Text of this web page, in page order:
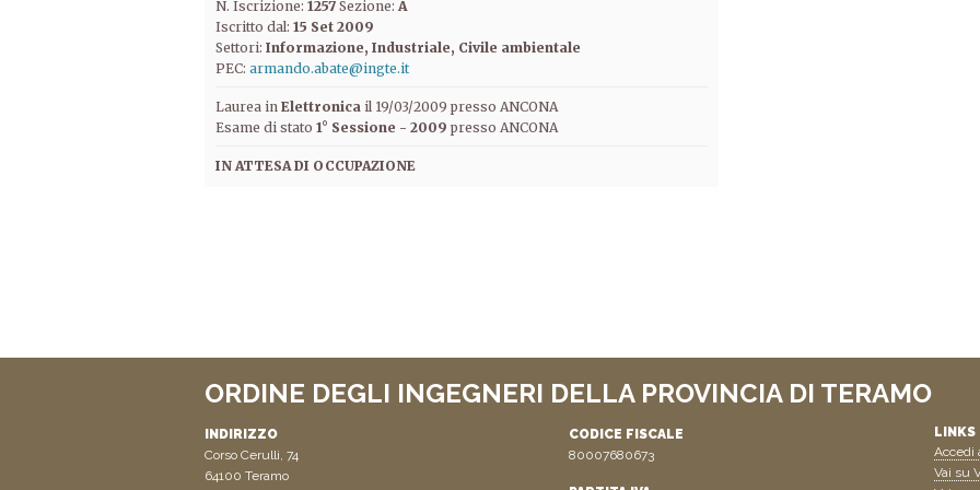
N. Iscrizione: 1257 Sezione: A
Iscritto dal: 15 Set 2009
Settori: Informazione Industriale Civile ambientale
PEC: armando.abate@ingte.it
Laurea in Elettronica il 19/03/2009 presso ANCONA
Esame di stato 1° Sessione - 2009 presso ANCONA
IN ATTESA DI OCCUPAZIONE
ORDINE DEGLI INGEGNERI DELLA PROVINCIA DI TERAMO
INDIRIZZO
Corso Cerulli, 74
64100 Teramo
CODICE FISCALE
80007680673
LINKS
Accedi
Vai su